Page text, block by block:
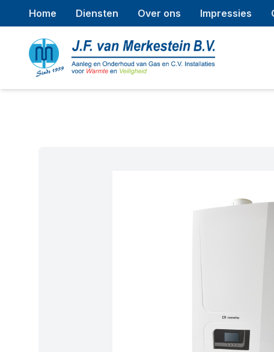
Home Diensten Over ons Impressies